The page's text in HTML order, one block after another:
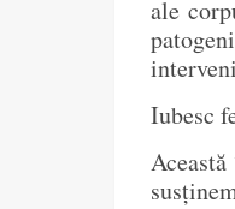
ale
Iubesc